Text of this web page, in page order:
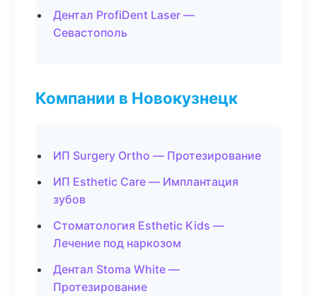
Дентал ProfiDent Laser —
Севастополь
Компании в Новокузнецк
ИП Surgery Ortho — Протезирование
ИП Esthetic Care — Имплантация
зубов
Стоматология Esthetic Kids —
Лечение под наркозом
Дентал Stoma White —
Протезирование